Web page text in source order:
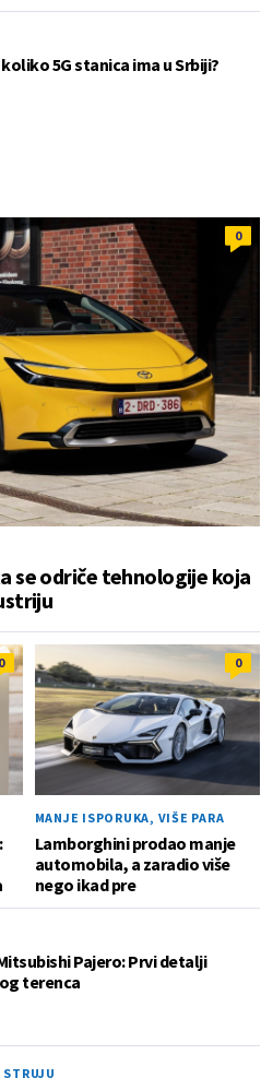
5G stanica ima u Srbiji?
0
se odriče tehnologije koja
0 0
MANJE ISPORUKA, VIŠE PARA
Lamborghini prodao manje
automobila, a zaradio više
nego ikad pre
Pajero: Prvi detalji
terenca